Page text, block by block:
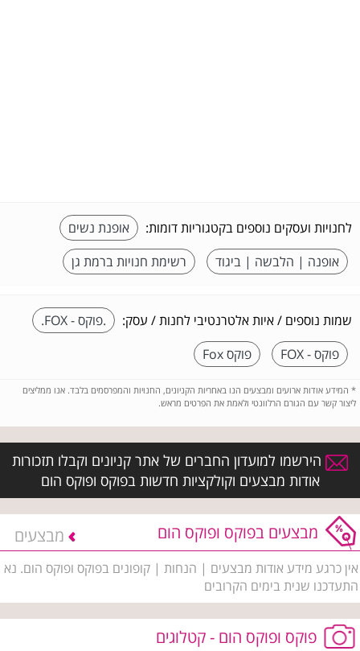
לחנויות ועסקים נוספים בקטגוריות דומות:
אופנת נשים
אופנה | הלבשה | ביגוד
רשימת חנויות ברמת גן
שמות נוספים / איות אלטרנטיבי לחנות / עסק:
.פוקס - FOX.
פוקס - FOX
פוקס Fox
* המידע אודות ארועים ומבצעים הנו באחריות הקניונים, החנויות והמפרסמים בלבד. אנו ממליצים
ליצור קשר עם הגורם הרלוונטי ולאמת את הפרטים מראש.
הירשמו למועדון החברים של אתר קניונים וקבלו תזכורות
אודות מבצעים וקולקציות חדשות בפוקס ופוקס הום
מבצעים בפוקס ופוקס הום מבצעים
אין כרגע מידע אודות מבצעים | הנחות | קופונים בפוקס ופוקס הום. נא
התעדכנו שנית בימים הקרובים
פוקס ופוקס הום - קטלוגים